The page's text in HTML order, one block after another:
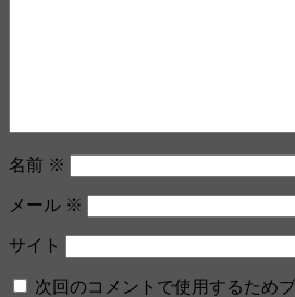
名前 ※
メール ※
サイト
次回のコメントで使用するため